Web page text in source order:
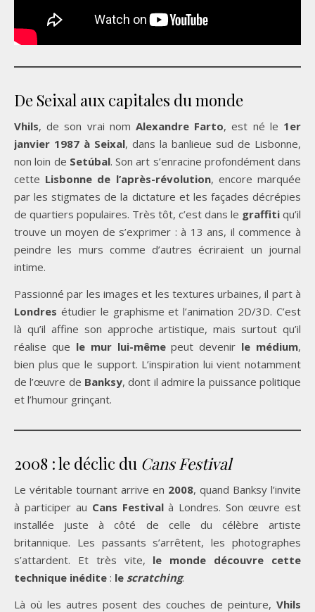
De Seixal aux capitales du monde
Vhils, de son vrai nom Alexandre Farto, est né le 1er
janvier 1987 à Seixal, dans la banlieue sud de Lisbonne,
non loin de Setúbal. Son art s’enracine profondément dans
cette Lisbonne de l’après-révolution, encore marquée
par les stigmates de la dictature et les façades décrépies
de quartiers populaires. Très tôt, c’est dans le graffiti qu’il
trouve un moyen de s’exprimer : à 13 ans, il commence à
peindre les murs comme d’autres écriraient un journal
intime.
Passionné par les images et les textures urbaines, il part à
Londres étudier le graphisme et l’animation 2D/3D. C’est
là qu’il affine son approche artistique, mais surtout qu’il
réalise que le mur lui-mêmepeut devenir le médium,
bien plus que le support. L’inspiration lui vient notamment
de l’œuvre de Banksy, dont il admire la puissance politique
et l’humour grinçant.
2008 : le déclic du Cans Festival
Le véritable tournant arrive en 2008, quand Banksy l’invite
à participer au Cans Festivalà Londres. Son œuvre est
installée juste à côté de celle du célèbre artiste
britannique. Les passants s’arrêtent, les photographes
s’attardent. Et très vite, le monde découvre cette
technique inédite : le scratching.
Là où les autres posent des couches de peinture, Vhils